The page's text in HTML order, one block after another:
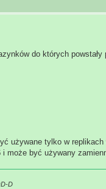
do których powstały
używane tylko w
i może być używany
D